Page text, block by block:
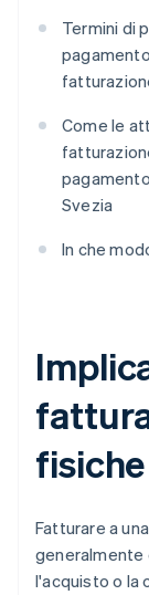
Termini di
Come le
Svezia
In che
Fatturare a
generalmente
l'acquisto o la